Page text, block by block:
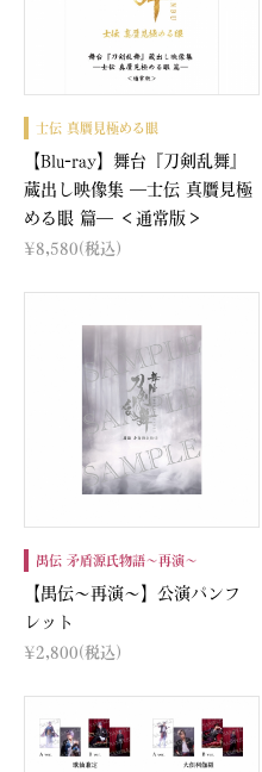
士伝 真贋見極める眼
【Blu-ray】舞台『刀剣乱舞』
蔵出し映像集 ―士伝 真贋見極
める眼 篇― ＜通常版＞
¥8,580(税込)
禺伝 矛盾源氏物語～再演～
【禺伝～再演～】公演パンフ
レット
¥2,800(税込)